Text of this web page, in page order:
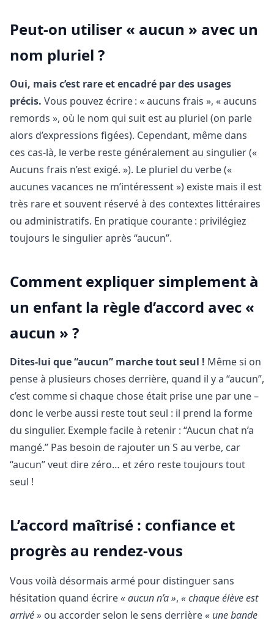
Peut-on utiliser « aucun » avec un
nom pluriel ?
Oui, mais c’est rare et encadré par des usages
précis. Vous pouvez écrire : « aucuns frais », « aucuns
remords », où le nom qui suit est au pluriel (on parle
alors d’expressions figées). Cependant, même dans
ces cas-là, le verbe reste généralement au singulier («
Aucuns frais n’est exigé. »). Le pluriel du verbe («
aucunes vacances ne m’intéressent ») existe mais il est
très rare et souvent réservé à des contextes littéraires
ou administratifs. En pratique courante : privilégiez
toujours le singulier après “aucun”.
Comment expliquer simplement à
un enfant la règle d’accord avec «
aucun » ?
Dites-lui que “aucun” marche tout seul ! Même si on
pense à plusieurs choses derrière, quand il y a “aucun”,
c’est comme si chaque chose était prise une par une –
donc le verbe aussi reste tout seul : il prend la forme
du singulier. Exemple facile à retenir : “Aucun chat n’a
mangé.” Pas besoin de rajouter un S au verbe, car
“aucun” veut dire zéro… et zéro reste toujours tout
seul !
L’accord maîtrisé : confiance et
progrès au rendez-vous
Vous voilà désormais armé pour distinguer sans
hésitation quand écrire« aucun n’a », « chaque élève est
arrivé » ou accorder selon le sens derrière« une bande